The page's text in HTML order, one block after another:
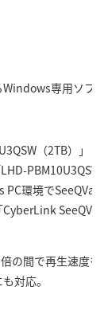
専用ソフ
（2TB）」「
PBM10U3QSW
PC環境で
の間で再生速度を
対応。